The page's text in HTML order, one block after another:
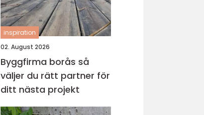
inspiration
02. August 2026
Byggfirma borås så
väljer du rätt partner för
ditt nästa projekt